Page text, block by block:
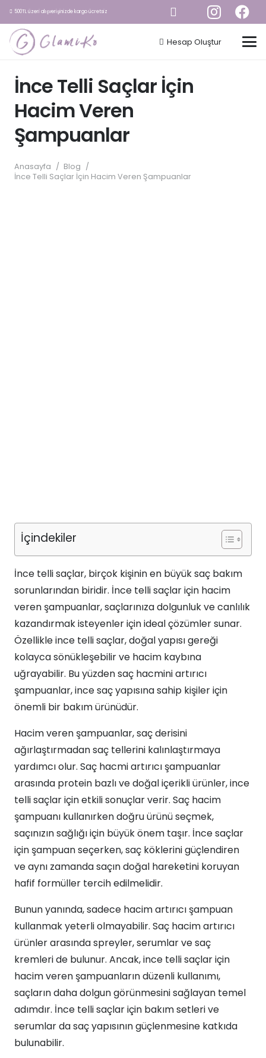
500TL üzeri alışverişinizde kargo ücretsiz
Hesap Oluştur
İnce Telli Saçlar İçin
Hacim Veren
Şampuanlar
Anasayfa / Blog /
İnce Telli Saçlar İçin Hacim Veren Şampuanlar
İçindekiler
İnce telli saçlar, birçok kişinin en büyük saç bakım
sorunlarından biridir. İnce telli saçlar için hacim
veren şampuanlar, saçlarınıza dolgunluk ve canlılık
kazandırmak isteyenler için ideal çözümler sunar.
Özellikle ince telli saçlar, doğal yapısı gereği
kolayca sönükleşebilir ve hacim kaybına
uğrayabilir. Bu yüzden saç hacmini artırıcı
şampuanlar, ince saç yapısına sahip kişiler için
önemli bir bakım ürünüdür.
Hacim veren şampuanlar, saç derisini
ağırlaştırmadan saç tellerini kalınlaştırmaya
yardımcı olur. Saç hacmi artırıcı şampuanlar
arasında protein bazlı ve doğal içerikli ürünler, ince
telli saçlar için etkili sonuçlar verir. Saç hacim
şampuanı kullanırken doğru ürünü seçmek,
saçınızın sağlığı için büyük önem taşır. İnce saçlar
için şampuan seçerken, saç köklerini güçlendiren
ve aynı zamanda saçın doğal hareketini koruyan
hafif formüller tercih edilmelidir.
Bunun yanında, sadece hacim artırıcı şampuan
kullanmak yeterli olmayabilir. Saç hacim artırıcı
ürünler arasında spreyler, serumlar ve saç
kremleri de bulunur. Ancak, ince telli saçlar için
hacim veren şampuanların düzenli kullanımı,
saçların daha dolgun görünmesini sağlayan temel
adımdır. İnce telli saçlar için bakım setleri ve
serumlar da saç yapısının güçlenmesine katkıda
bulunabilir.